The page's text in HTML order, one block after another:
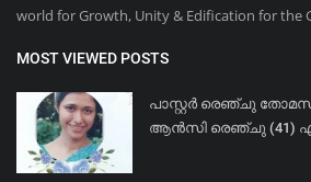
world for Growth, Unity & Edification for the
MOST VIEWED POSTS
പാസ്റ്റർ രെഞ്ചു
ആൻസി രെഞ്ചു (41)